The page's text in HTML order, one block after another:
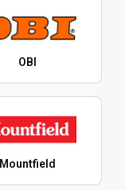
OBI
Mountfield